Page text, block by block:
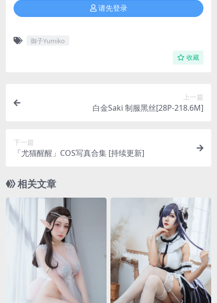
请先登录
御子Yumiko
收藏
上一篇
白金Saki 制服黑丝[28P-218.6M]
下一篇
「尤猫醒醒」COS写真合集 [持续更新]
相关文章